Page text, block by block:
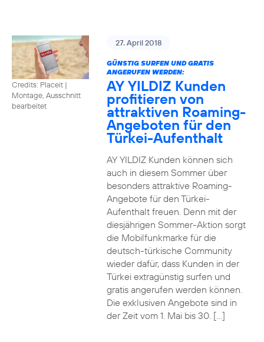
Credits: Placeit |
Montage, Ausschnitt
bearbeitet
27. April 2018
GÜNSTIG SURFEN UND GRATIS
ANGERUFEN WERDEN:
AY YILDIZ Kunden
profitieren von
attraktiven Roaming-
Angeboten für den
Türkei-Aufenthalt
AY YILDIZ Kunden können sich
auch in diesem Sommer über
besonders attraktive Roaming-
Angebote für den Türkei-
Aufenthalt freuen. Denn mit der
diesjährigen Sommer-Aktion sorgt
die Mobilfunkmarke für die
deutsch-türkische Community
wieder dafür, dass Kunden in der
Türkei extragünstig surfen und
gratis angerufen werden können.
Die exklusiven Angebote sind in
der Zeit vom 1. Mai bis 30. […]